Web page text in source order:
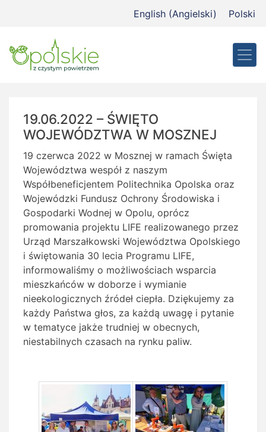
English (Angielski) Polski
19.06.2022 – ŚWIĘTO
WOJEWÓDZTWA W MOSZNEJ
19 czerwca 2022 w Mosznej w ramach Święta
Województwa wespół z naszym
Współbeneficjentem Politechnika Opolska oraz
Wojewódzki Fundusz Ochrony Środowiska i
Gospodarki Wodnej w Opolu, oprócz
promowania projektu LIFE realizowanego przez
Urząd Marszałkowski Województwa Opolskiego
i świętowania 30 lecia Programu LIFE,
informowaliśmy o możliwościach wsparcia
mieszkańców w doborze i wymianie
nieekologicznych źródeł ciepła. Dziękujemy za
każdy Państwa głos, za każdą uwagę i pytanie
w tematyce jakże trudniej w obecnych,
niestabilnych czasach na rynku paliw.